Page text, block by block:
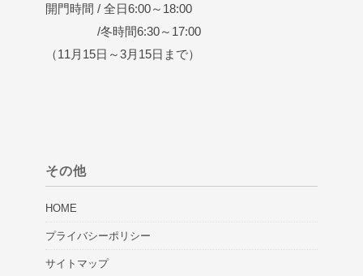
開門時間 / 全日6:00～18:00
/冬時間6:30～17:00
（11月15日～3月15日まで）
その他
HOME
プライバシーポリシー
サイトマップ